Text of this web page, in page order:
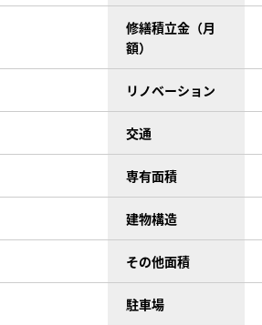
修繕積立金（月
額）
リノベーション
交通
専有面積
建物構造
その他面積
駐車場